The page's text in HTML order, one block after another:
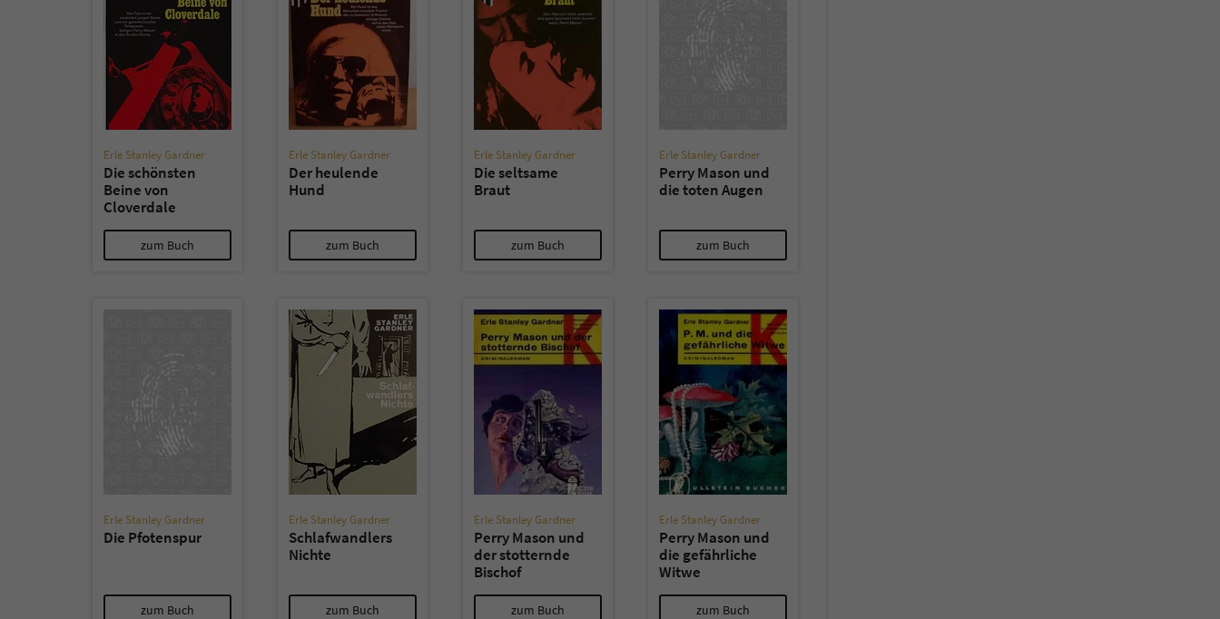
Erle Stanley Gardner
Die schönsten
Beine von
Cloverdale
zum Buch
Erle Stanley Gardner
Der heulende
Hund
zum Buch
Erle Stanley Gardner
Die seltsame
Braut
zum Buch
Erle Stanley Gardner
Perry Mason und
die toten Augen
zum Buch
Erle Stanley Gardner
Die Pfotenspur
zum Buch
Erle Stanley Gardner
Schlafwandlers
Nichte
zum Buch
Erle Stanley Gardner
Perry Mason und
der stotternde
Bischof
zum Buch
Erle Stanley Gardner
Perry Mason und
die gefährliche
Witwe
zum Buch
überprüfen.